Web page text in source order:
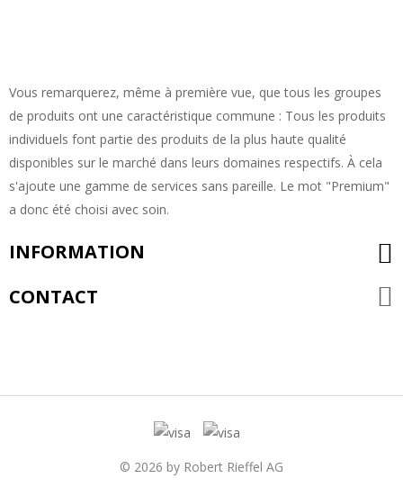
Vous remarquerez, même à première vue, que tous les groupes
de produits ont une caractéristique commune : Tous les produits
individuels font partie des produits de la plus haute qualité
disponibles sur le marché dans leurs domaines respectifs. À cela
s'ajoute une gamme de services sans pareille. Le mot "Premium"
a donc été choisi avec soin.
INFORMATION
CONTACT
© 2026 by Robert Rieffel AG